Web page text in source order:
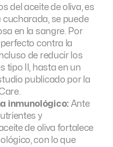
del aceite de oliva, es
cucharada, se puede
en la sangre. Por
contra la
de reducir los
tipo II, hasta en un
publicado por la
inmunológico: Ante
y
de oliva fortalece
con lo que